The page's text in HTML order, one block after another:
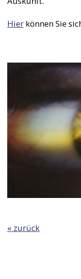
Hier können Sie
« zurück